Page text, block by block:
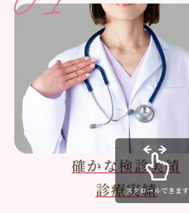
確かな検診実績
診療実績スクロールできます